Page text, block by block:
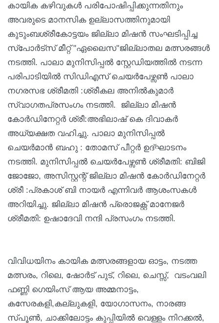
കായിക കഴിവുകൾ പരിപോഷിപ്പിക്കുന്നതിനും
അവരുടെ മാനസിക ഉല്ലാസത്തിനുമായി
കുടുംബശ്രീകോട്ടയം ജില്ലാ മിഷൻ സംഘടിപ്പിച്ച
സ്‌പോർട്സ് മീറ്റ് "ഏലൈസ"ജില്ലാതല മത്സരങ്ങൾ
നടത്തി. പാലാ മുനിസിപ്പൽ സ്റ്റേഡിയത്തിൽ നടന്ന
പരിപാടിയിൽ സിഡിഎസ് ചെയർപേഴ്സൺ പാലാ
നഗരസഭ ശ്രീമതി :ശ്രീകല അനിൽകുമാർ
സ്വാഗതപ്രസംഗം നടത്തി. ജില്ലാ മിഷൻ
കോർഡിനേറ്റർ ശ്രീ:അഭിലാഷ് കെ ദിവാകർ
അധ്യക്ഷത വഹിച്ചു. പാലാ മുനിസിപ്പൽ
ചെയർമാൻ ബഹു : തോമസ് പീറ്റർ ഉദ്ഘാടനം
നടത്തി. മുനിസിപ്പൽ ചെയർപേഴ്സൺ ശ്രീമതി: ബിജി
ജോജോ, അസിസ്റ്റന്റ് ജില്ലാ മിഷൻ കോർഡിനേറ്റർ
ശ്രീ :പ്രകാശ് ബി നായർ എന്നിവർ ആശംസകൾ
അറിയിച്ചു. ജില്ലാ മിഷൻ പ്രൊജക്റ്റ്‌ മാനേജർ
ശ്രീമതി: ഉഷാദേവി നന്ദി പ്രസംഗം നടത്തി.
വിവിധയിനം കായിക മത്സരങ്ങളായ ഓട്ടം, നടത്ത
മത്സരം, റിലെ, ഷോർട് പുട്, റിലെ, ചെസ്സ്, വടംവലി
ഫണ്ണി ഗെയിംസ് ആയ അമ്മനാട്ടം,
കസേരകളി,കല്ലുകളി, യോഗാസനം, നാരങ്ങ
സ്പൂൺ, ചാക്കിലോട്ടം കുപ്പിയിൽ വെള്ളം നിറക്കൽ,